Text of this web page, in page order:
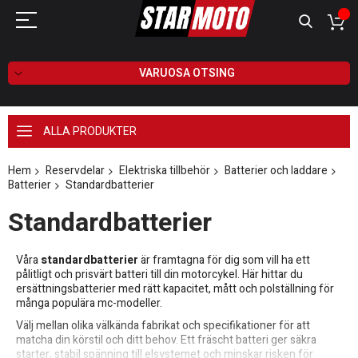
VARUOSA OTSING
ALLA PRODUKTER
Hem Reservdelar Elektriska tillbehör
Batterier och laddare
Batterier
Standardbatterier
Standardbatterier
Vårastandardbatterierär framtagna för dig som vill ha ett
pålitligt och prisvärt batteri till din motorcykel. Här hittar du
ersättningsbatterier med rätt kapacitet, mått och polställning för
många populära mc-modeller.
Välj mellan olika välkända fabrikat och specifikationer för att
matcha din körstil och ditt behov. Ett fräscht batteri ger säkra
starter, stabil spänning till elsystemet och minskar risken för